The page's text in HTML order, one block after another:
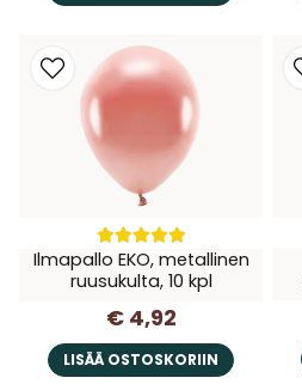
Ilmapallo EKO, metallinen
ruusukulta, 10 kpl
€ 4,92
LISÄÄ OSTOSKORIIN